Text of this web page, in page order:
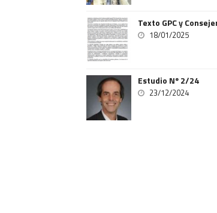
Texto GPC y
18/01/2025
Estudio Nº 2/24
23/12/2024